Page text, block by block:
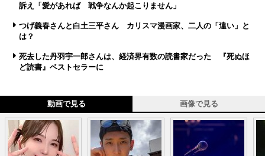
訴え「愛があれば 戦争なんか起こりません」
つげ義春さんと白土三平さん カリスマ漫画家、二人の「違い」と
は？
死去した丹羽宇一郎さんは、経済界有数の読書家だった 『死ぬほ
ど読書』ベストセラーに
動画で見る 画像で見る